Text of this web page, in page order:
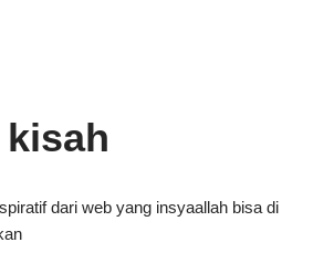
dari web yang insyaallah bisa di